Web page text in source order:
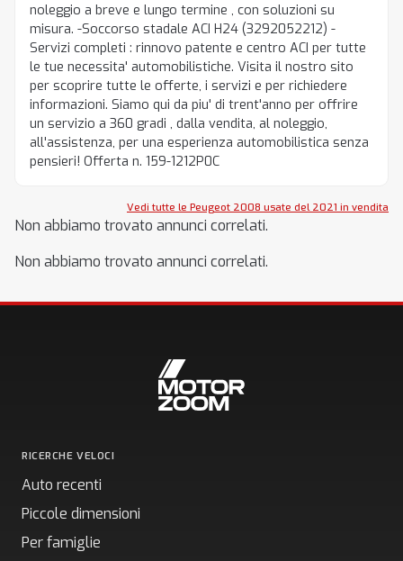
noleggio a breve e lungo termine , con soluzioni su
misura. -Soccorso stadale ACI H24 (3292052212) -
Servizi completi : rinnovo patente e centro ACI per tutte
le tue necessita' automobilistiche. Visita il nostro sito
per scoprire tutte le offerte, i servizi e per richiedere
informazioni. Siamo qui da piu' di trent'anno per offrire
un servizio a 360 gradi , dalla vendita, al noleggio,
all'assistenza, per una esperienza automobilistica senza
pensieri! Offerta n. 159-1212P0C
Vedi tutte le Peugeot 2008 usate del 2021 in vendita
Non abbiamo trovato annunci correlati.
Non abbiamo trovato annunci correlati.
RICERCHE VELOCI
Auto recenti
Piccole dimensioni
Per famiglie